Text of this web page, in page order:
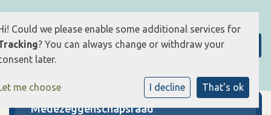
Medezeggenschapsraad
Could we please enable some additional services for
? You can always change or withdraw your
later.
me choose I decline That's ok